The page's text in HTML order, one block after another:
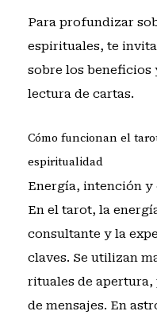
Para profundizar
espirituales, te
sobre los beneficios
lectura de cartas.
Cómo funcionan el
espiritualidad
Energía, intención y
En el tarot, la
consultante y la
claves. Se utilizan
rituales de
de mensajes. En